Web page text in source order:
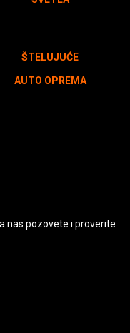
ŠTELUJUĆE
AUTO OPREMA
nas pozovete i proverite